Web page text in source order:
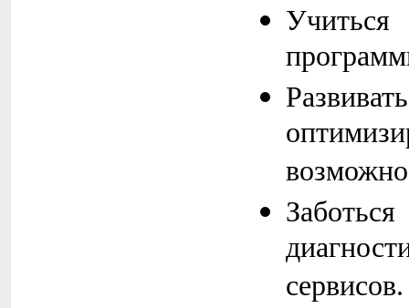
сервисов.